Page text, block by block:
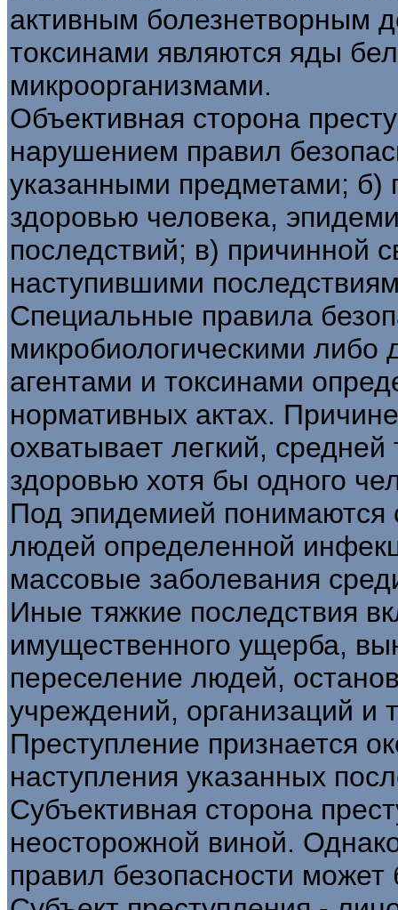
активным болезнетворным
токсинами являются яды
микроорганизмами.
Объективная сторона
нарушением правил
указанными предметами; б)
здоровью человека,
последствий; в) причинной
наступившими
Специальные правила
микробиологическими либо
агентами и токсинами
нормативных актах.
охватывает легкий,
здоровью хотя бы одного
Под эпидемией понимаются
людей определенной
массовые заболевания
Иные тяжкие последствия
имущественного ущерба,
переселение людей,
учреждений, организаций и
Преступление признается
наступления указанных
Субъективная сторона
неосторожной виной.
правил безопасности